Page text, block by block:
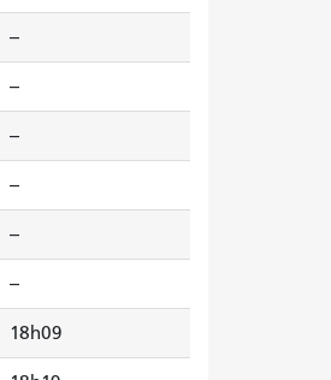
--
--
--
--
--
--
18h09